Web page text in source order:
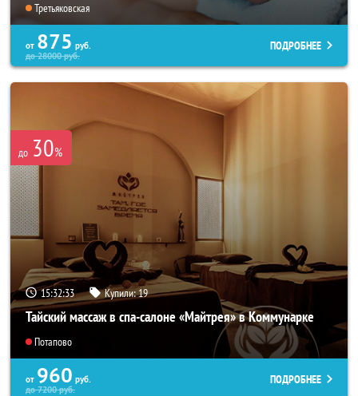
Третьяковская
от 875 руб.
до28000руб.
ПОДРОБНЕЕ
до 30%
15:32:31 Купили:19
Тайский массаж в спа-салоне «Майтрея» в Коммунарке
Потапово
от 960 руб.
до7200руб.
ПОДРОБНЕЕ